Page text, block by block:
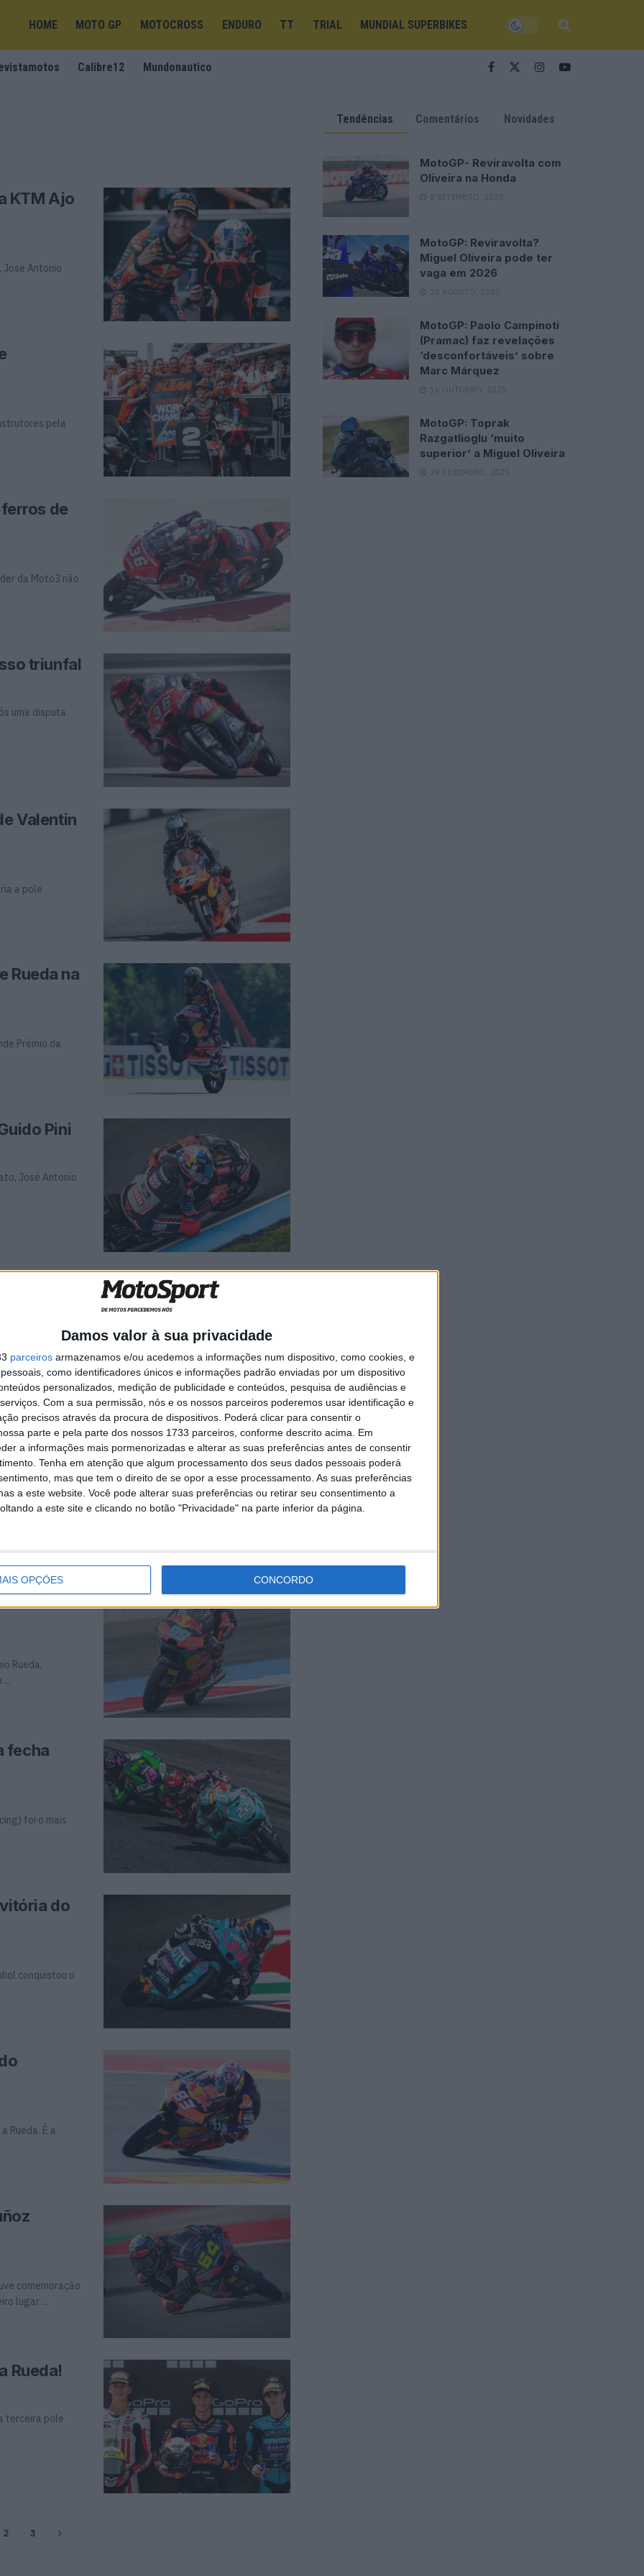
Damos valor à sua privacidade
parceiros armazenamos e/ou acedemos a informações num dispositivo, como cookies, e
como identificadores únicos e informações padrão enviadas por um dispositivo
personalizados, medição de publicidade e conteúdos, pesquisa de audiências e
Com a sua permissão, nós e os nossos parceiros poderemos usar identificação e
precisos através da procura de dispositivos. Poderá clicar para consentir o
parte e pela parte dos nossos 1733 parceiros, conforme descrito acima. Em
a informações mais pormenorizadas e alterar as suas preferências antes de consentir
Tenha em atenção que algum processamento dos seus dados pessoais poderá
mas que tem o direito de se opor a esse processamento. As suas preferências
a este website. Você pode alterar suas preferências ou retirar seu consentimento a
a este site e clicando no botão "Privacidade" na parte inferior da página.
OPÇÕES CONCORDO
HOME MOTO GP MOTOCROSS ENDURO TT TRIAL MUNDIAL SUPERBIKES
Calibre12 Mundonautico
KTM Ajo
Jose Antonio
pela
de
da Moto3 não
triunfal
uma disputa
Valentin
a pole
Rueda na
Prémio da
Pini
José Antonio
vitória
corrida em casa
louca
Moto3. Após um
Rueda,
fecha
foi o mais
do
conquistou o
Rueda. É a
comemoração
lugar ...
Rueda!
terceira pole
2 3
Tendências Comentários Novidades
MotoGP- Reviravolta com
Oliveira na Honda
8 SETEMBRO, 2025
MotoGP: Reviravolta?
Miguel Oliveira pode ter
vaga em 2026
28 AGOSTO, 2025
MotoGP: Paolo Campinoti
(Pramac) faz revelações
‘desconfortáveis’ sobre
Marc Márquez
16 OUTUBRO, 2025
MotoGP: Toprak
Razgatlioglu ‘muito
superior’ a Miguel Oliveira